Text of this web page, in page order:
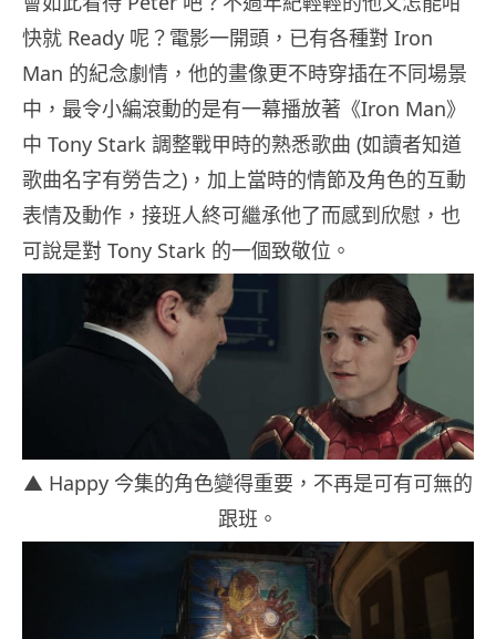
快就 Ready 呢？電影一開頭，已有各種對 Iron
Man 的紀念劇情，他的畫像更不時穿插在不同場景
中，最令小編滾動的是有一幕播放著《Iron Man》
中 Tony Stark 調整戰甲時的熟悉歌曲 (如讀者知道
歌曲名字有勞告之)，加上當時的情節及角色的互動
表情及動作，接班人終可繼承他了而感到欣慰，也
可說是對 Tony Stark 的一個致敬位。
▲ Happy 今集的角色變得重要，不再是可有可無的
跟班。